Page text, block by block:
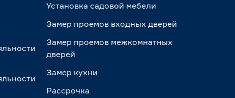
Установка садовой мебели
Замер проемов входных дверей
Замер проемов межкомнатных
дверей
Замер кухни
Рассрочка